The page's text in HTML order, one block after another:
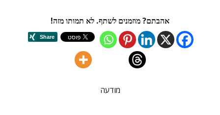
אהבתם? מוזמנים לשתף. לא תמותו מזה!
מודעה